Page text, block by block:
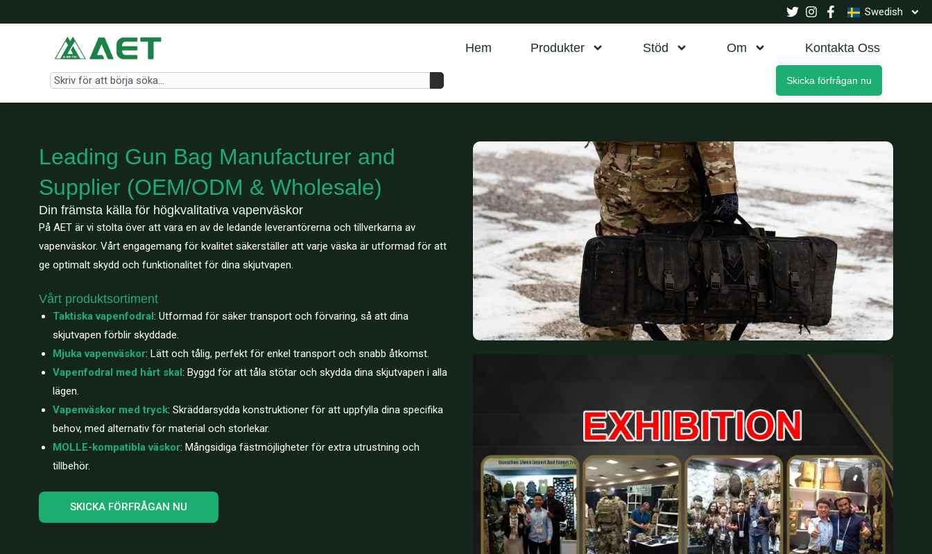
till
Swedish
Hem Produkter Stöd Om Kontakta Oss
Search Skicka förfrågan nu
Leading Gun Bag Manufacturer and
Supplier (OEM/ODM & Wholesale)
Din främsta källa för högkvalitativa vapenväskor
På AET är vi stolta över att vara en av de ledande leverantörerna och tillverkarna av
vapenväskor. Vårt engagemang för kvalitet säkerställer att varje väska är utformad för att
ge optimalt skydd och funktionalitet för dina skjutvapen.
Vårt produktsortiment
Taktiska vapenfodral: Utformad för säker transport och förvaring, så att dina
skjutvapen förblir skyddade.
Mjuka vapenväskor: Lätt och tålig, perfekt för enkel transport och snabb åtkomst.
Vapenfodral med hårt skal: Byggd för att tåla stötar och skydda dina skjutvapen i alla
lägen.
Vapenväskor med tryck: Skräddarsydda konstruktioner för att uppfylla dina specifika
behov, med alternativ för material och storlekar.
MOLLE-kompatibla väskor: Mångsidiga fästmöjligheter för extra utrustning och
tillbehör.
SKICKA FÖRFRÅGAN NU